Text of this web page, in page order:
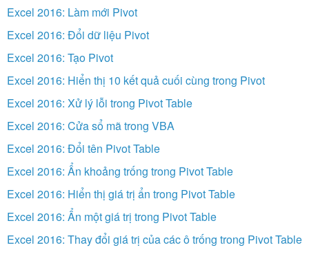
Excel 2016: Làm mới Pivot
Excel 2016: Đổi dữ liệu Pivot
Excel 2016: Tạo Pivot
Excel 2016: Hiển thị 10 kết quả cuối cùng trong Pivot
Excel 2016: Xử lý lỗi trong Pivot Table
Excel 2016: Cửa sổ mã trong VBA
Excel 2016: Đổi tên Pivot Table
Excel 2016: Ẩn khoảng trống trong Pivot Table
Excel 2016: Hiển thị giá trị ẩn trong Pivot Table
Excel 2016: Ẩn một giá trị trong Pivot Table
Excel 2016: Thay đổi giá trị của các ô trống trong Pivot Table